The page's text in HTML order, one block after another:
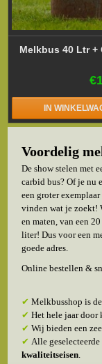
Melkbus 40 Ltr +
IN
Voordelig
De show stelen met
carbid bus? Of je nu
een groter
vinden wat je zoekt!
en maten, van een
liter! Dus voor een
goede adres.
Online bestellen &
✔Melkbusshop is
✔ Het hele jaar door
✔ Wij bieden een
✔ Alle
kwaliteitseisen.